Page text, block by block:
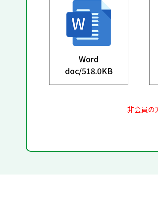
Word
doc/518.0KB
非会員の